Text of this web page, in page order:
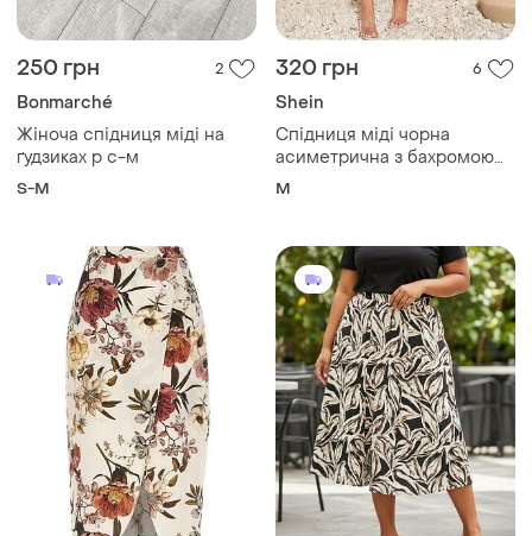
250 грн 2
Bonmarché
Жіноча спідниця міді на
ґудзиках р с-м
S-M
320 грн 6
Shein
Спідниця міді чорна
асиметрична з бахромою
розрізом
M